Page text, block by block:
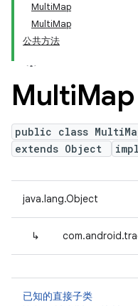
MultiMap
MultiMap
公共方法
MultiMap
public class
extends Object
java.lang.Object
↳
已知的直接子类